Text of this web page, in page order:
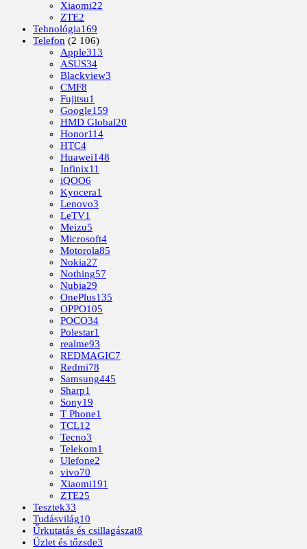
Xiaomi22
ZTE2
Tehnológia169
Telefon (2 106)
Apple313
ASUS34
Blackview3
CMF8
Fujitsu1
Google159
HMD Global20
Honor114
HTC4
Huawei148
Infinix11
iQOO6
Kyocera1
Lenovo3
LeTV1
Meizu5
Microsoft4
Motorola85
Nokia27
Nothing57
Nubia29
OnePlus135
OPPO105
POCO34
Polestar1
realme93
REDMAGIC7
Redmi78
Samsung445
Sharp1
Sony19
T Phone1
TCL12
Tecno3
Telekom1
Ulefone2
vivo70
Xiaomi191
ZTE25
Tesztek33
Tudásvilág10
Űrkutatás és csillagászat8
Üzlet és tőzsde3